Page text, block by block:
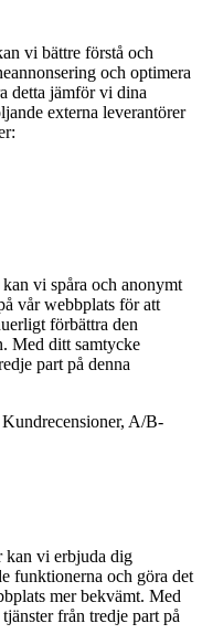
vi bättre förstå och
och optimera
detta jämför vi dina
externa leverantörer
kan vi spåra och anonymt
vår webbplats för att
förbättra den
Med ditt samtycke
part på denna
A/B-
kan vi erbjuda dig
funktionerna och göra det
mer bekvämt. Med
från tredje part på